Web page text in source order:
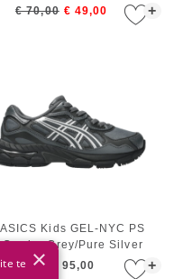
+
€ 70,00 € 49,00
+
ASICS Kids GEL-NYC PS
Carrier Grey/Pure Silver
€ 95,00
×
te